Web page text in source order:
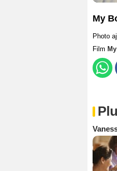
My
Photo
Film